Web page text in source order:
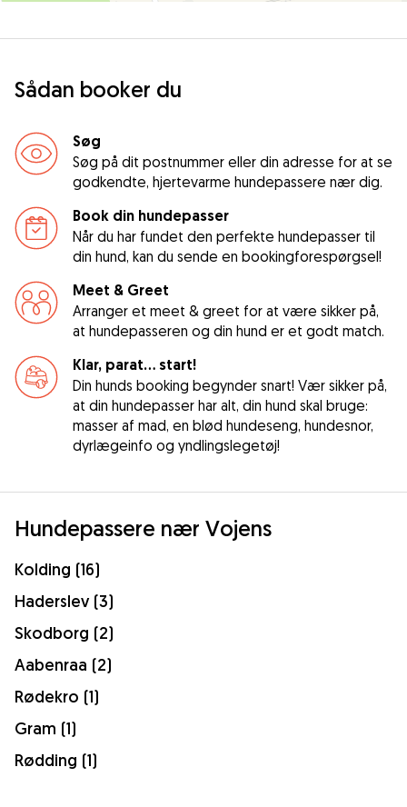
Sådan booker du
Søg
Søg på dit postnummer eller din adresse for at se
godkendte, hjertevarme hundepassere nær dig.
Book din hundepasser
Når du har fundet den perfekte hundepasser til
din hund, kan du sende en bookingforespørgsel!
Meet & Greet
Arranger et meet & greet for at være sikker på,
at hundepasseren og din hund er et godt match.
Klar, parat... start!
Din hunds booking begynder snart! Vær sikker på,
at din hundepasser har alt, din hund skal bruge:
masser af mad, en blød hundeseng, hundesnor,
dyrlægeinfo og yndlingslegetøj!
Hundepassere nær Vojens
Kolding (16)
Haderslev (3)
Skodborg (2)
Aabenraa (2)
Rødekro (1)
Gram (1)
Rødding (1)